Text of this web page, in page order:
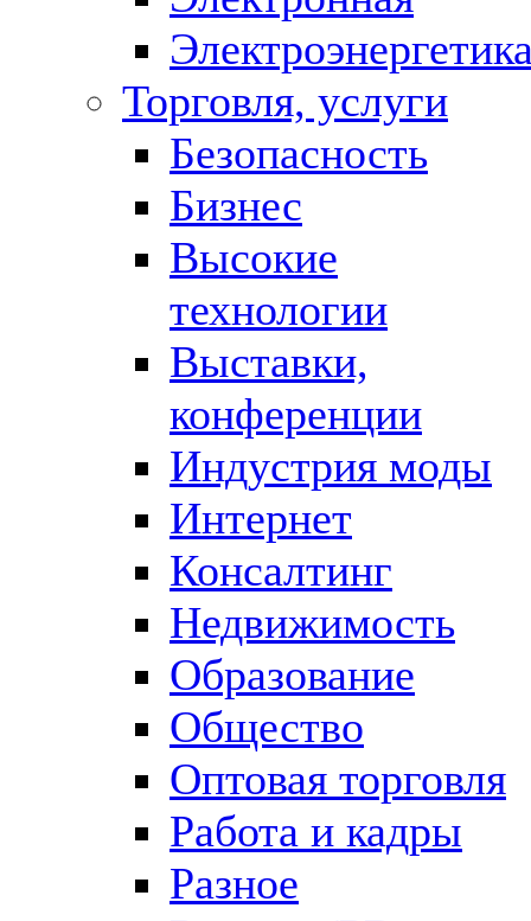
Торговля, услуги
Безопасность
Бизнес
Высокие
технологии
Выставки,
конференции
Индустрия моды
Интернет
Консалтинг
Недвижимость
Образование
Общество
Оптовая торговля
Работа и кадры
Разное